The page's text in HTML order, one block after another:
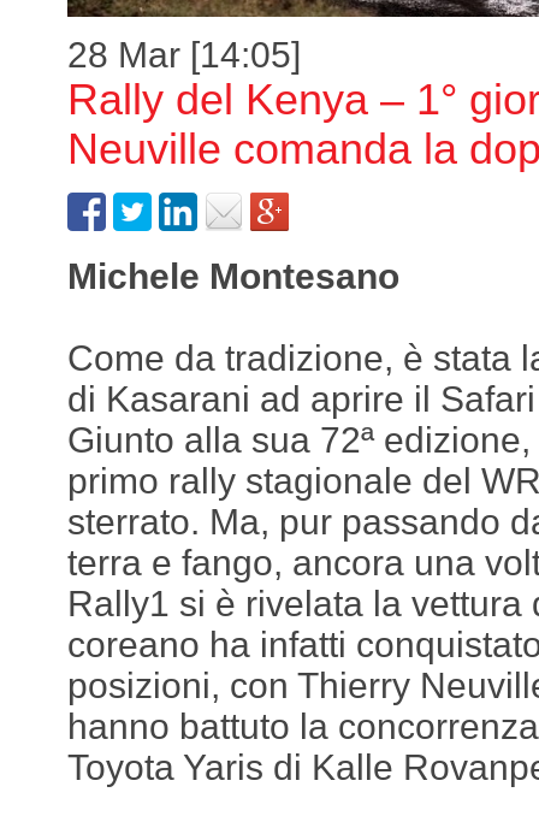
28 Mar [14:05]
Rally del Kenya – 1°
Neuville comanda la
Michele Montesano
Come da tradizione, è stata
di Kasarani ad aprire il
Giunto alla sua 72ª
primo rally stagionale del
sterrato. Ma, pur passando
terra e fango, ancora una
Rally1 si è rivelata la vettura
coreano ha infatti
posizioni, con Thierry
hanno battuto la
Toyota Yaris di Kalle